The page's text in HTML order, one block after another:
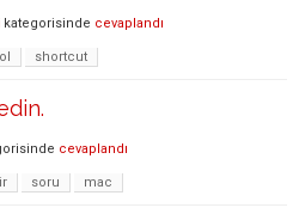
kategorisinde cevaplandı
shortcut
cevaplandı
soru mac